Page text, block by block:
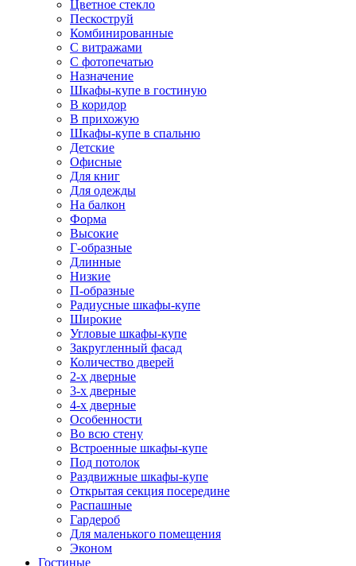
Цветное стекло
Пескоструй
Комбинированные
С витражами
С фотопечатью
Назначение
Шкафы-купе в гостиную
В коридор
В прихожую
Шкафы-купе в спальню
Детские
Офисные
Для книг
Для одежды
На балкон
Форма
Высокие
Г-образные
Длинные
Низкие
П-образные
Радиусные шкафы-купе
Широкие
Угловые шкафы-купе
Закругленный фасад
Количество дверей
2-х дверные
3-х дверные
4-х дверные
Особенности
Во всю стену
Встроенные шкафы-купе
Под потолок
Раздвижные шкафы-купе
Открытая секция посередине
Распашные
Гардероб
Для маленького помещения
Эконом
Гостиные